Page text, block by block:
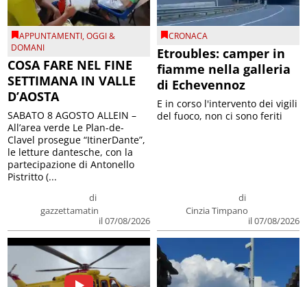
APPUNTAMENTI,OGGI &
DOMANI
COSA FARE NEL FINE
SETTIMANA IN VALLE
D’AOSTA
di
gazzettamatin
il 07/08/2026
SABATO 8 AGOSTO ALLEIN –
All’area verde Le Plan-de-
Clavel prosegue “ItinerDante”,
le letture dantesche, con la
partecipazione di Antonello
Pistritto (...
CRONACA
Etroubles: camper in
fiamme nella galleria
di Echevennoz
di
Cinzia Timpano
il 07/08/2026
E in corso l'intervento dei vigili
del fuoco, non ci sono feriti